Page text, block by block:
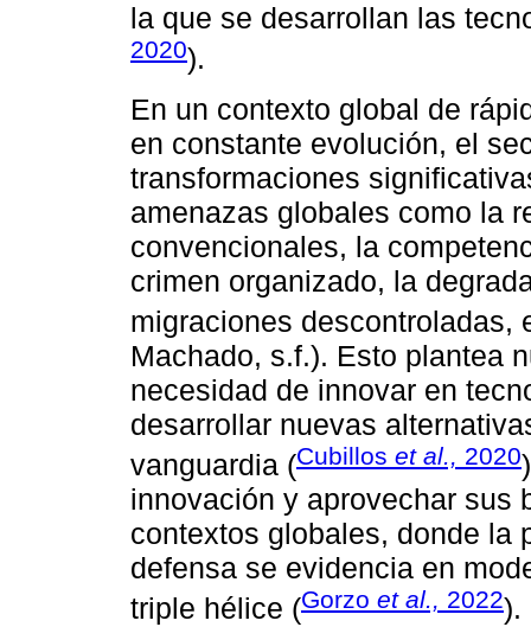
la que se desarrollan las
2020).
En un contexto global de
en constante evolución, el
transformaciones
amenazas globales como la
convencionales, la
crimen organizado, la
migraciones descontroladas,
Machado, s.f.). Esto plantea
necesidad de innovar en
desarrollar nuevas
vanguardia (Cubillos et al., 2020
innovación y aprovechar sus
contextos globales, donde la
defensa se evidencia en
triple hélice (Gorzo et al., 2022).